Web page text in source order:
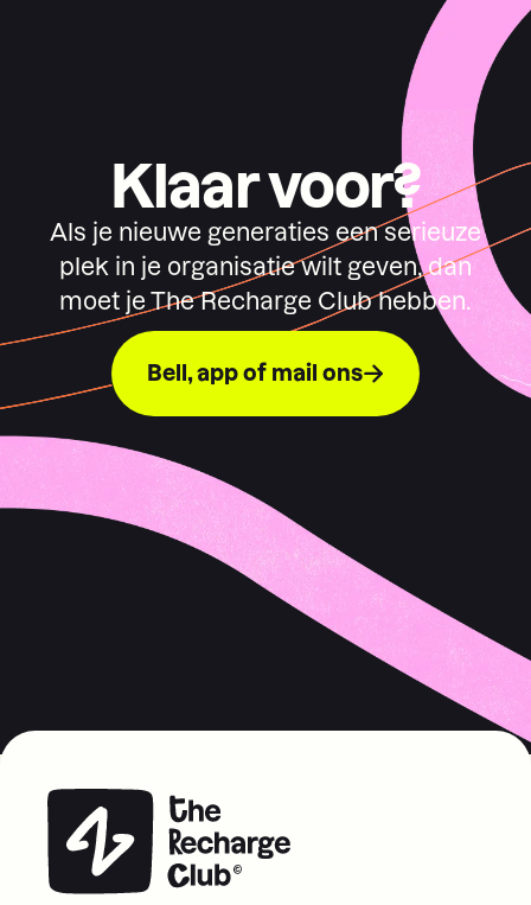
Klaar voor?
Als je nieuwe generaties een serieuze
plek in je organisatie wilt geven, dan
moet je The Recharge Club hebben.
Bell, app of mail ons